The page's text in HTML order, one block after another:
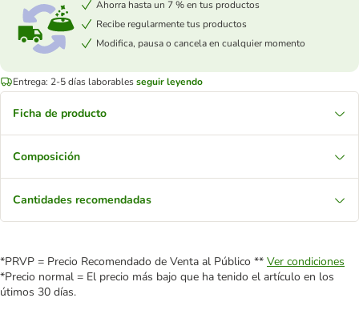
Ahorra hasta un 7 % en tus productos
Recibe regularmente tus productos
Modifica, pausa o cancela en cualquier momento
Entrega: 2-5 días laborablesseguir leyendo
Ficha de producto
Composición
Cantidades recomendadas
*PRVP = Precio Recomendado de Venta al Público ** Ver condiciones
*Precio normal = El precio más bajo que ha tenido el artículo en los
útimos 30 días.